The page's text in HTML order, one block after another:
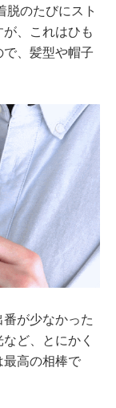
脱のたびにスト
、これはひも
、髪型や帽子
が少なかった
ど、とにかく
高の相棒で